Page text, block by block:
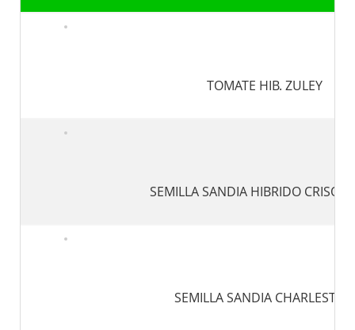
TOMATE HIB. ZULEY
SEMILLA SANDIA HIBRIDO CRISON
SEMILLA SANDIA CHARLESTON